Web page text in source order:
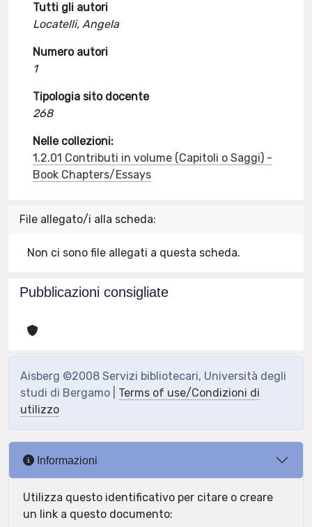
Tutti gli autori
Locatelli, Angela
Numero autori
1
Tipologia sito docente
268
Nelle collezioni:
1.2.01 Contributi in volume (Capitoli o Saggi) -
Book Chapters/Essays
File allegato/i alla scheda:
Non ci sono file allegati a questa scheda.
Pubblicazioni consigliate
Aisberg ©2008 Servizi bibliotecari, Università degli
studi di Bergamo | Terms of use/Condizioni di
utilizzo
Informazioni
Utilizza questo identificativo per citare o creare
un link a questo documento: